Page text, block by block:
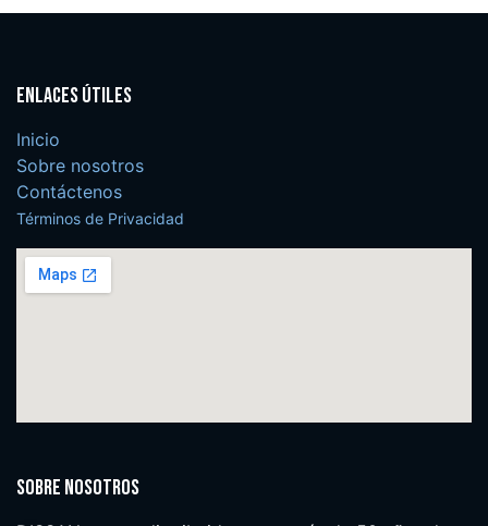
Enlaces útiles
Inicio
Sobre nosotros
Contáctenos
Términos de Privacidad
Sobre nosotros